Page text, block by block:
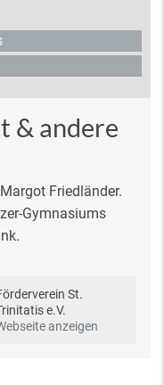
& andere
Friedländer.
Gymnasiums
St.
e.V.
anzeigen